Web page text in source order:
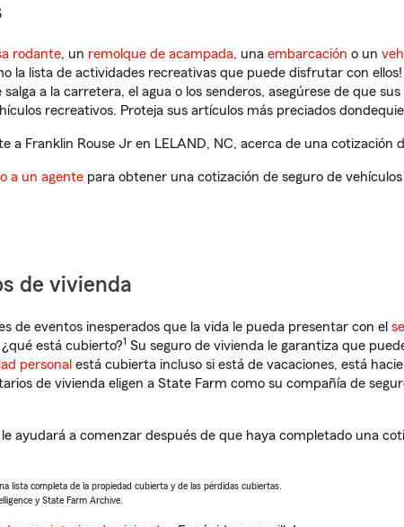
rodante, un remolque de acampada, una embarcación o un
la lista de actividades recreativas que puede disfrutar con
a la carretera, el agua o los senderos, asegúrese de que
recreativos. Proteja sus artículos más preciados
a Franklin Rouse Jr en LELAND, NC, acerca de una cotización
a un agente para obtener una cotización de seguro de
de vivienda
de eventos inesperados que la vida le pueda presentar con el
está cubierto?1 Su seguro de vivienda le garantiza que
personal está cubierta incluso si está de vacaciones, está
de vivienda eligen a State Farm como su compañía de
ayudará a comenzar después de que haya completado una
lista completa de la propiedad cubierta y de las pérdidas cubiertas.
y State Farm Archive.